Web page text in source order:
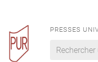
PRESSES